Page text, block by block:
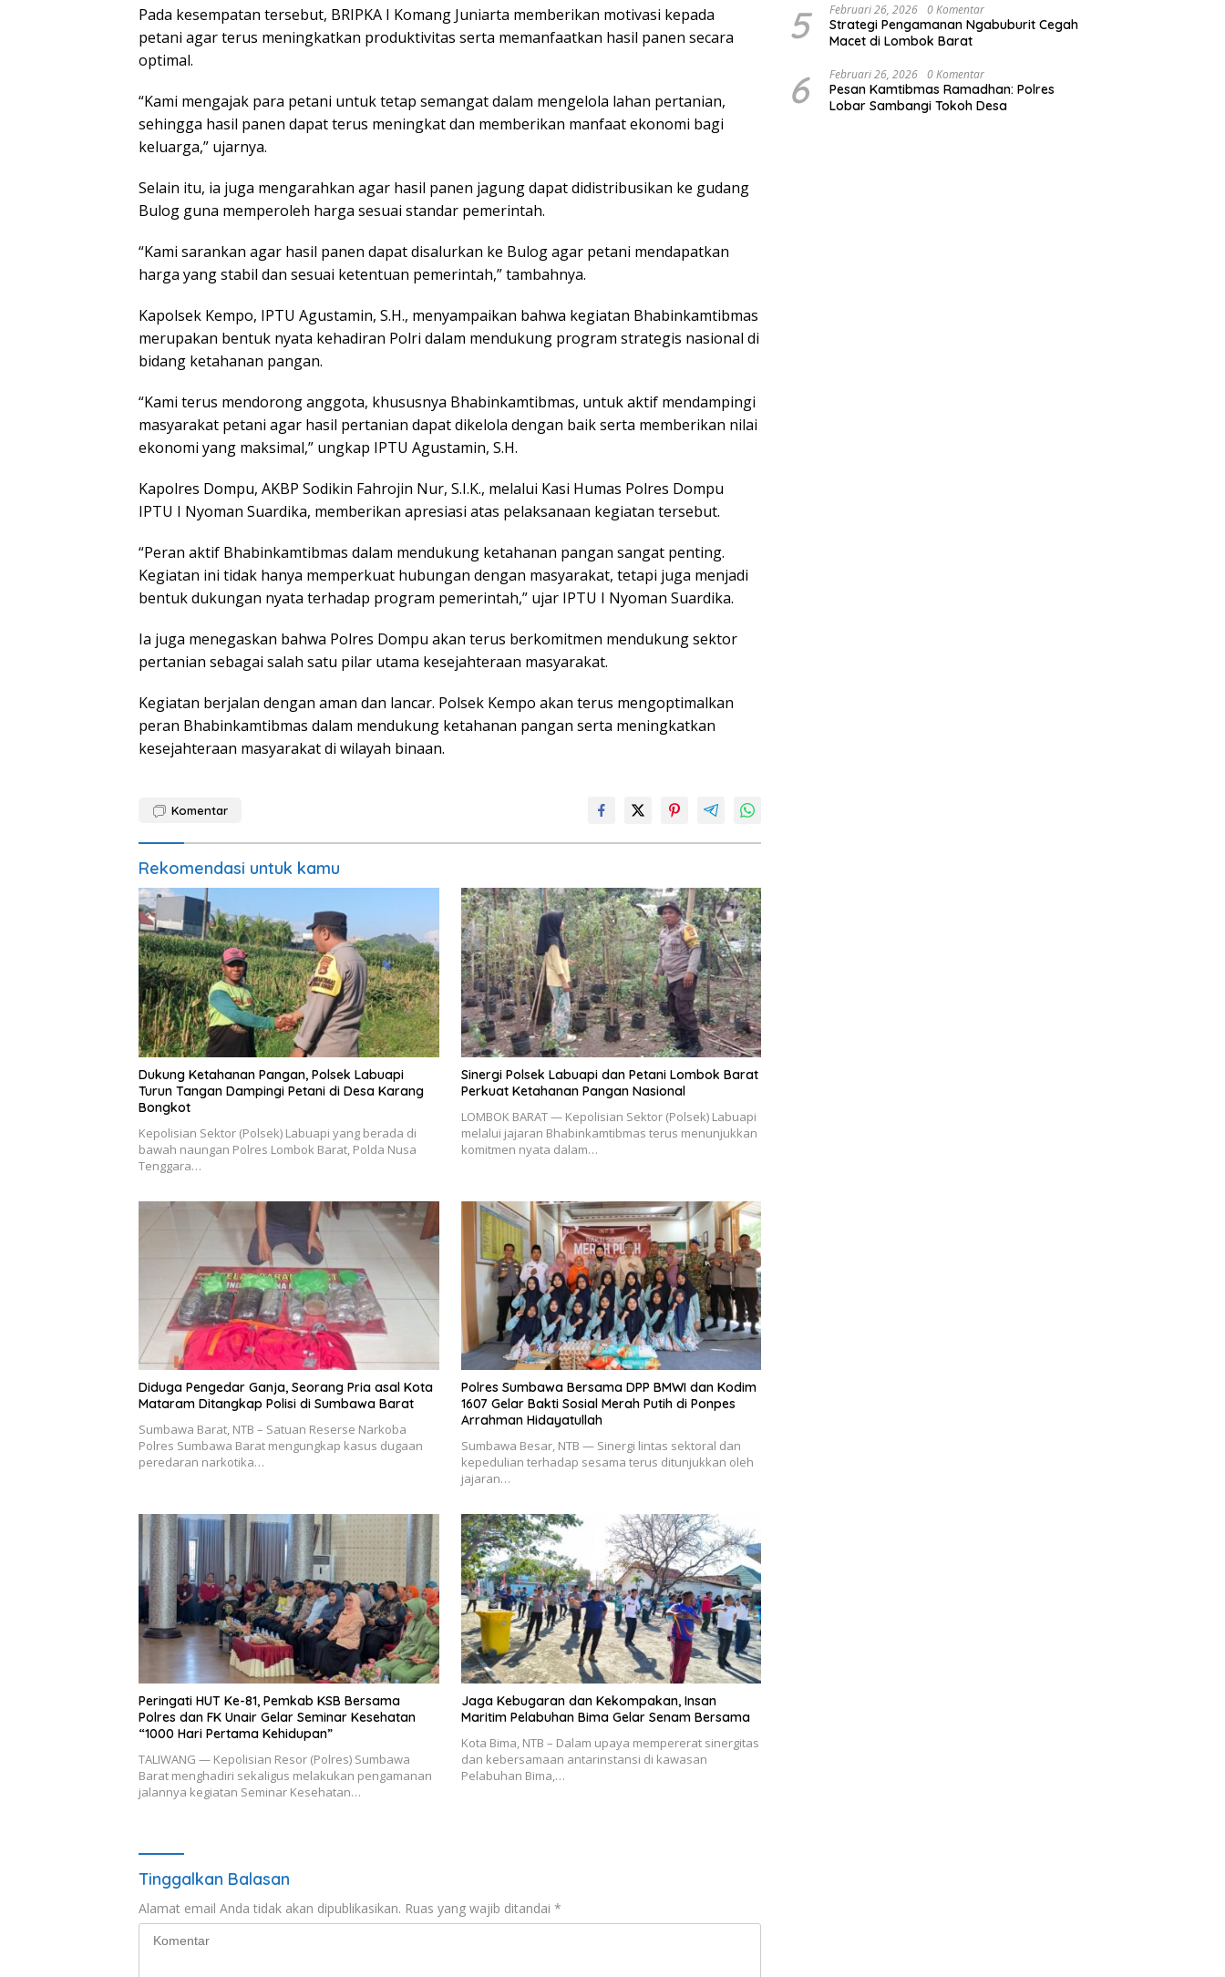
Pada kesempatan tersebut, BRIPKA I Komang Juniarta memberikan motivasi kepada
petani agar terus meningkatkan produktivitas serta memanfaatkan hasil panen secara
optimal.
“Kami mengajak para petani untuk tetap semangat dalam mengelola lahan pertanian,
sehingga hasil panen dapat terus meningkat dan memberikan manfaat ekonomi bagi
keluarga,” ujarnya.
Selain itu, ia juga mengarahkan agar hasil panen jagung dapat didistribusikan ke gudang
Bulog guna memperoleh harga sesuai standar pemerintah.
“Kami sarankan agar hasil panen dapat disalurkan ke Bulog agar petani mendapatkan
harga yang stabil dan sesuai ketentuan pemerintah,” tambahnya.
Kapolsek Kempo, IPTU Agustamin, S.H., menyampaikan bahwa kegiatan Bhabinkamtibmas
merupakan bentuk nyata kehadiran Polri dalam mendukung program strategis nasional di
bidang ketahanan pangan.
“Kami terus mendorong anggota, khususnya Bhabinkamtibmas, untuk aktif mendampingi
masyarakat petani agar hasil pertanian dapat dikelola dengan baik serta memberikan nilai
ekonomi yang maksimal,” ungkap IPTU Agustamin, S.H.
Kapolres Dompu, AKBP Sodikin Fahrojin Nur, S.I.K., melalui Kasi Humas Polres Dompu
IPTU I Nyoman Suardika, memberikan apresiasi atas pelaksanaan kegiatan tersebut.
“Peran aktif Bhabinkamtibmas dalam mendukung ketahanan pangan sangat penting.
Kegiatan ini tidak hanya memperkuat hubungan dengan masyarakat, tetapi juga menjadi
bentuk dukungan nyata terhadap program pemerintah,” ujar IPTU I Nyoman Suardika.
Ia juga menegaskan bahwa Polres Dompu akan terus berkomitmen mendukung sektor
pertanian sebagai salah satu pilar utama kesejahteraan masyarakat.
Kegiatan berjalan dengan aman dan lancar. Polsek Kempo akan terus mengoptimalkan
peran Bhabinkamtibmas dalam mendukung ketahanan pangan serta meningkatkan
kesejahteraan masyarakat di wilayah binaan.
Komentar
Rekomendasi untuk kamu
Dukung Ketahanan Pangan, Polsek Labuapi
Turun Tangan Dampingi Petani di Desa Karang
Bongkot
Kepolisian Sektor (Polsek) Labuapi yang berada di
bawah naungan Polres Lombok Barat, Polda Nusa
Tenggara…
Sinergi Polsek Labuapi dan Petani Lombok Barat
Perkuat Ketahanan Pangan Nasional
LOMBOK BARAT — Kepolisian Sektor (Polsek) Labuapi
melalui jajaran Bhabinkamtibmas terus menunjukkan
komitmen nyata dalam…
Diduga Pengedar Ganja, Seorang Pria asal Kota
Mataram Ditangkap Polisi di Sumbawa Barat
Sumbawa Barat, NTB – Satuan Reserse Narkoba
Polres Sumbawa Barat mengungkap kasus dugaan
peredaran narkotika…
Polres Sumbawa Bersama DPP BMWI dan Kodim
1607 Gelar Bakti Sosial Merah Putih di Ponpes
Arrahman Hidayatullah
Sumbawa Besar, NTB — Sinergi lintas sektoral dan
kepedulian terhadap sesama terus ditunjukkan oleh
jajaran…
Peringati HUT Ke-81, Pemkab KSB Bersama
Polres dan FK Unair Gelar Seminar Kesehatan
“1000 Hari Pertama Kehidupan”
TALIWANG — Kepolisian Resor (Polres) Sumbawa
Barat menghadiri sekaligus melakukan pengamanan
jalannya kegiatan Seminar Kesehatan…
Jaga Kebugaran dan Kekompakan, Insan
Maritim Pelabuhan Bima Gelar Senam Bersama
Kota Bima, NTB – Dalam upaya mempererat sinergitas
dan kebersamaan antarinstansi di kawasan
Pelabuhan Bima,…
Tinggalkan Balasan
Alamat email Anda tidak akan dipublikasikan. Ruas yang wajib ditandai *
5 Februari 26, 2026 0 Komentar
Strategi Pengamanan Ngabuburit Cegah
Macet di Lombok Barat
6 Februari 26, 2026 0 Komentar
Pesan Kamtibmas Ramadhan: Polres
Lobar Sambangi Tokoh Desa